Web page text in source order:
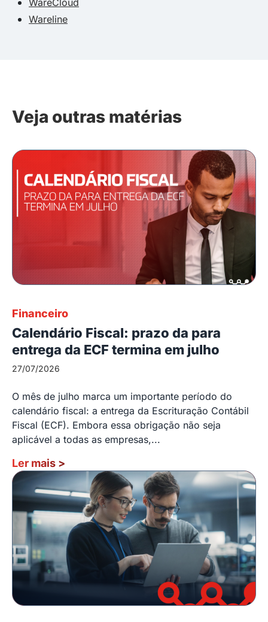
Wareline
Veja outras matérias
Financeiro
Calendário Fiscal: prazo da para
entrega da ECF termina em julho
27/07/2026
O mês de julho marca um importante período do
calendário fiscal: a entrega da Escrituração Contábil
Fiscal (ECF). Embora essa obrigação não seja
aplicável a todas as empresas,...
Ler mais >